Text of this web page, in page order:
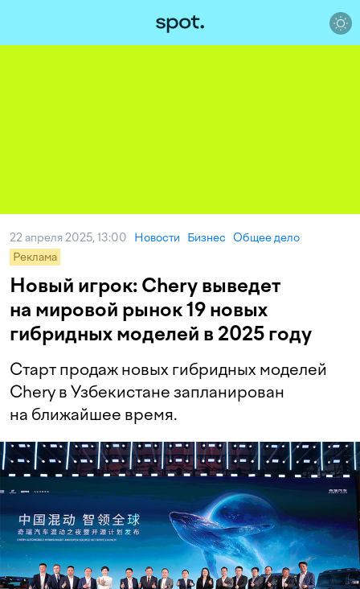
22 апреля 2025, 13:00 Новости Бизнес Общее дело
Реклама
Новый игрок: Chery выведет
на мировой рынок 19 новых
гибридных моделей в 2025 году
Старт продаж новых гибридных моделей
Chery в Узбекистане запланирован
на ближайшее время.